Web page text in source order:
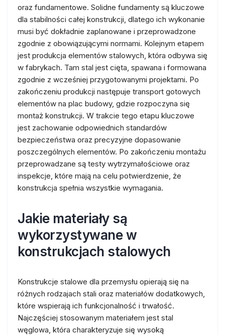
oraz fundamentowe. Solidne fundamenty są kluczowe
dla stabilności całej konstrukcji, dlatego ich wykonanie
musi być dokładnie zaplanowane i przeprowadzone
zgodnie z obowiązującymi normami. Kolejnym etapem
jest produkcja elementów stalowych, która odbywa się
w fabrykach. Tam stal jest cięta, spawana i formowana
zgodnie z wcześniej przygotowanymi projektami. Po
zakończeniu produkcji następuje transport gotowych
elementów na plac budowy, gdzie rozpoczyna się
montaż konstrukcji. W trakcie tego etapu kluczowe
jest zachowanie odpowiednich standardów
bezpieczeństwa oraz precyzyjne dopasowanie
poszczególnych elementów. Po zakończeniu montażu
przeprowadzane są testy wytrzymałościowe oraz
inspekcje, które mają na celu potwierdzenie, że
konstrukcja spełnia wszystkie wymagania.
Jakie materiały są
wykorzystywane w
konstrukcjach stalowych
Konstrukcje stalowe dla przemysłu opierają się na
różnych rodzajach stali oraz materiałów dodatkowych,
które wspierają ich funkcjonalność i trwałość.
Najczęściej stosowanym materiałem jest stal
węglowa, która charakteryzuje się wysoką